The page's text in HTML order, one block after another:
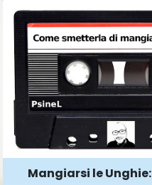
Mangiarsi le